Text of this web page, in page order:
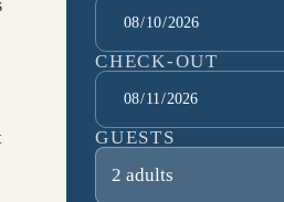
CHECK-OUT
GUESTS
2 adults